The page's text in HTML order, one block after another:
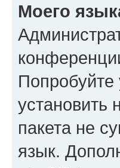
Моего
Попробуйте
установить
пакета не
язык.